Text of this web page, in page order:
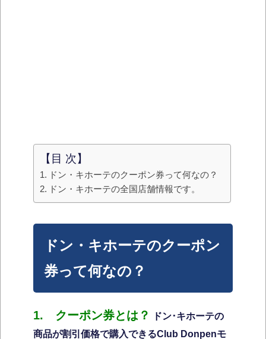
【目 次】
ドン・キホーテのクーポン券って何なの？
ドン・キホーテの全国店舗情報です。
ドン・キホーテのクーポン
券って何なの？
1. クーポン券とは？
ドン･キホーテの
商品が割引価格で購入できるClub Donpenモ